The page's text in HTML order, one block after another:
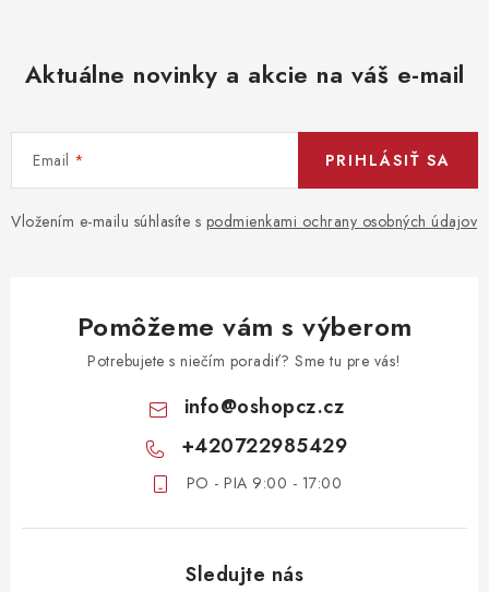
Aktuálne novinky a akcie na váš e-mail
Email
Vložením e-mailu súhlasíte s podmienkami ochrany osobných údajov
PRIHLÁSIŤ SA
Pomôžeme vám s výberom
Potrebujete s niečím poradiť? Sme tu pre vás!
info@oshopcz.cz
+420722985429
PO - PIA 9:00 - 17:00